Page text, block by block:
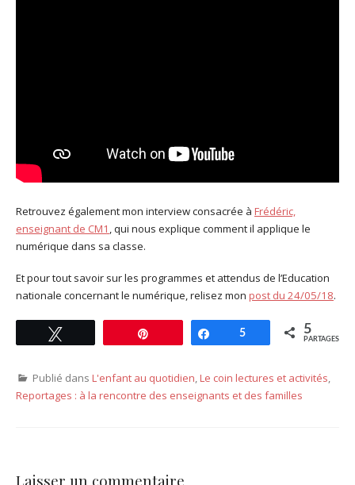
Retrouvez également mon interview consacrée à Frédéric,
enseignant de CM1 , qui nous explique comment il applique le
numérique dans sa classe.
Et pour tout savoir sur les programmes et attendus de l’Education
nationale concernant le numérique, relisez mon post du 24/05/18.
Enregistrer Partagez
5 5
PARTAGES
Publié dans L'enfant au quotidien,Le coin lectures et activités,
Reportages : à la rencontre des enseignants et des familles
Laisser un commentaire